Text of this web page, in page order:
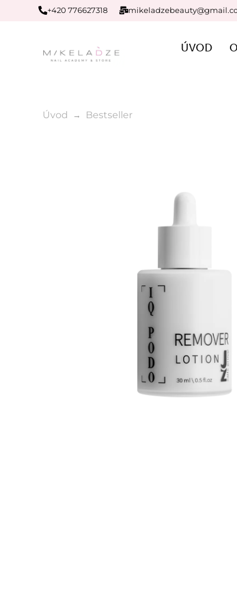
+420 776627318
ÚVOD
Úvod Bestseller